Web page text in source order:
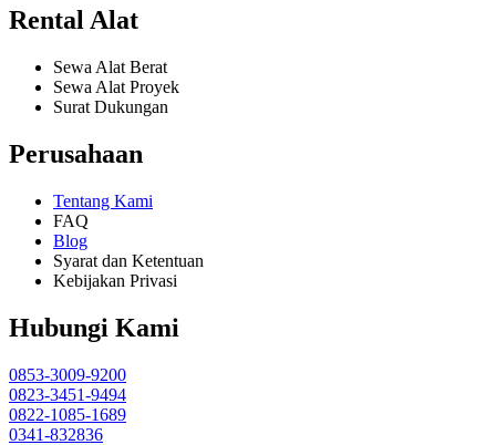
Rental Alat
Sewa Alat Berat
Sewa Alat Proyek
Surat Dukungan
Perusahaan
Tentang Kami
FAQ
Blog
Syarat dan Ketentuan
Kebijakan Privasi
Hubungi Kami
0853-3009-9200
0823-3451-9494
0822-1085-1689
0341-832836